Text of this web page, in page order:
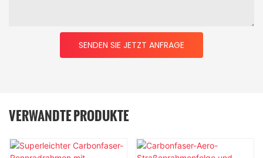
SENDEN SIE JETZT ANFRAGE
VERWANDTE PRODUKTE